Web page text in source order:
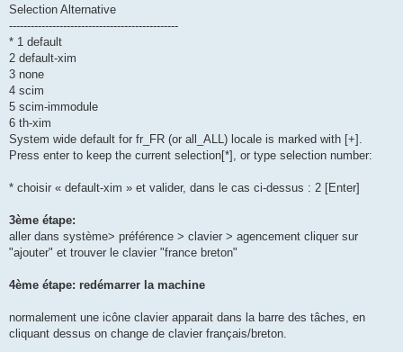
Selection Alternative
-----------------------------------------------
* 1 default
2 default-xim
3 none
4 scim
5 scim-immodule
6 th-xim
System wide default for fr_FR (or all_ALL) locale is marked with [+].
Press enter to keep the current selection[*], or type selection number:
* choisir « default-xim » et valider, dans le cas ci-dessus : 2 [Enter]
3ème étape:
aller dans système> préférence > clavier > agencement cliquer sur
"ajouter" et trouver le clavier "france breton"
4ème étape: redémarrer la machine
normalement une icône clavier apparait dans la barre des tâches, en
cliquant dessus on change de clavier français/breton.